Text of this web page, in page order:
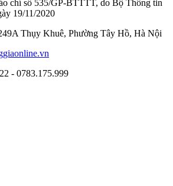
chí số 535/GP-BTTTT, do Bộ Thông tin
19/11/2020
Thụy Khuê, Phường Tây Hồ, Hà Nội
- 0783.175.999